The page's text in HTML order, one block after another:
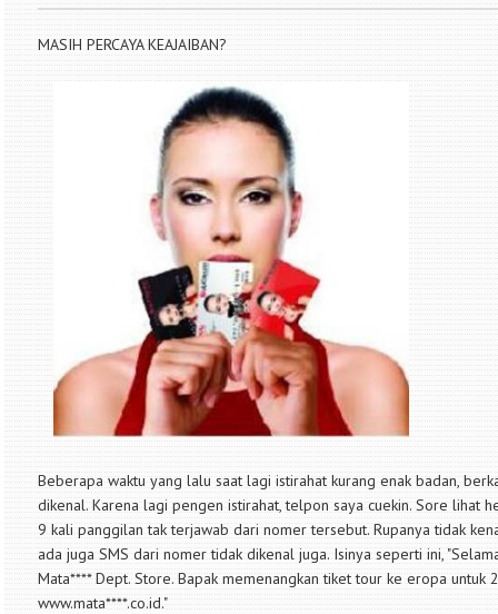
MASIH PERCAYA KEAJAIBAN?
Beberapa waktu yang lalu saat lagi istirahat kurang enak badan,
dikenal. Karena lagi pengen istirahat, telpon saya cuekin. Sore lihat
9 kali panggilan tak terjawab dari nomer tersebut. Rupanya tidak
ada juga SMS dari nomer tidak dikenal juga. Isinya seperti ini,
Mata**** Dept. Store. Bapak memenangkan tiket tour ke eropa
www.mata****.co.id."